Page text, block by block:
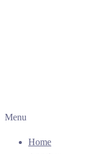
Menu
Home